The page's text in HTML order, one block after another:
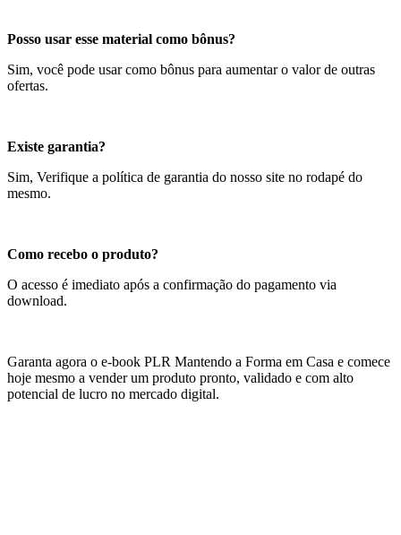
Posso usar esse material como bônus?
Sim, você pode usar como bônus para aumentar o valor de outras
ofertas.
Existe garantia?
Sim, Verifique a política de garantia do nosso site no rodapé do
mesmo.
Como recebo o produto?
O acesso é imediato após a confirmação do pagamento via
download.
Garanta agora o e-book PLR Mantendo a Forma em Casa e comece
hoje mesmo a vender um produto pronto, validado e com alto
potencial de lucro no mercado digital.